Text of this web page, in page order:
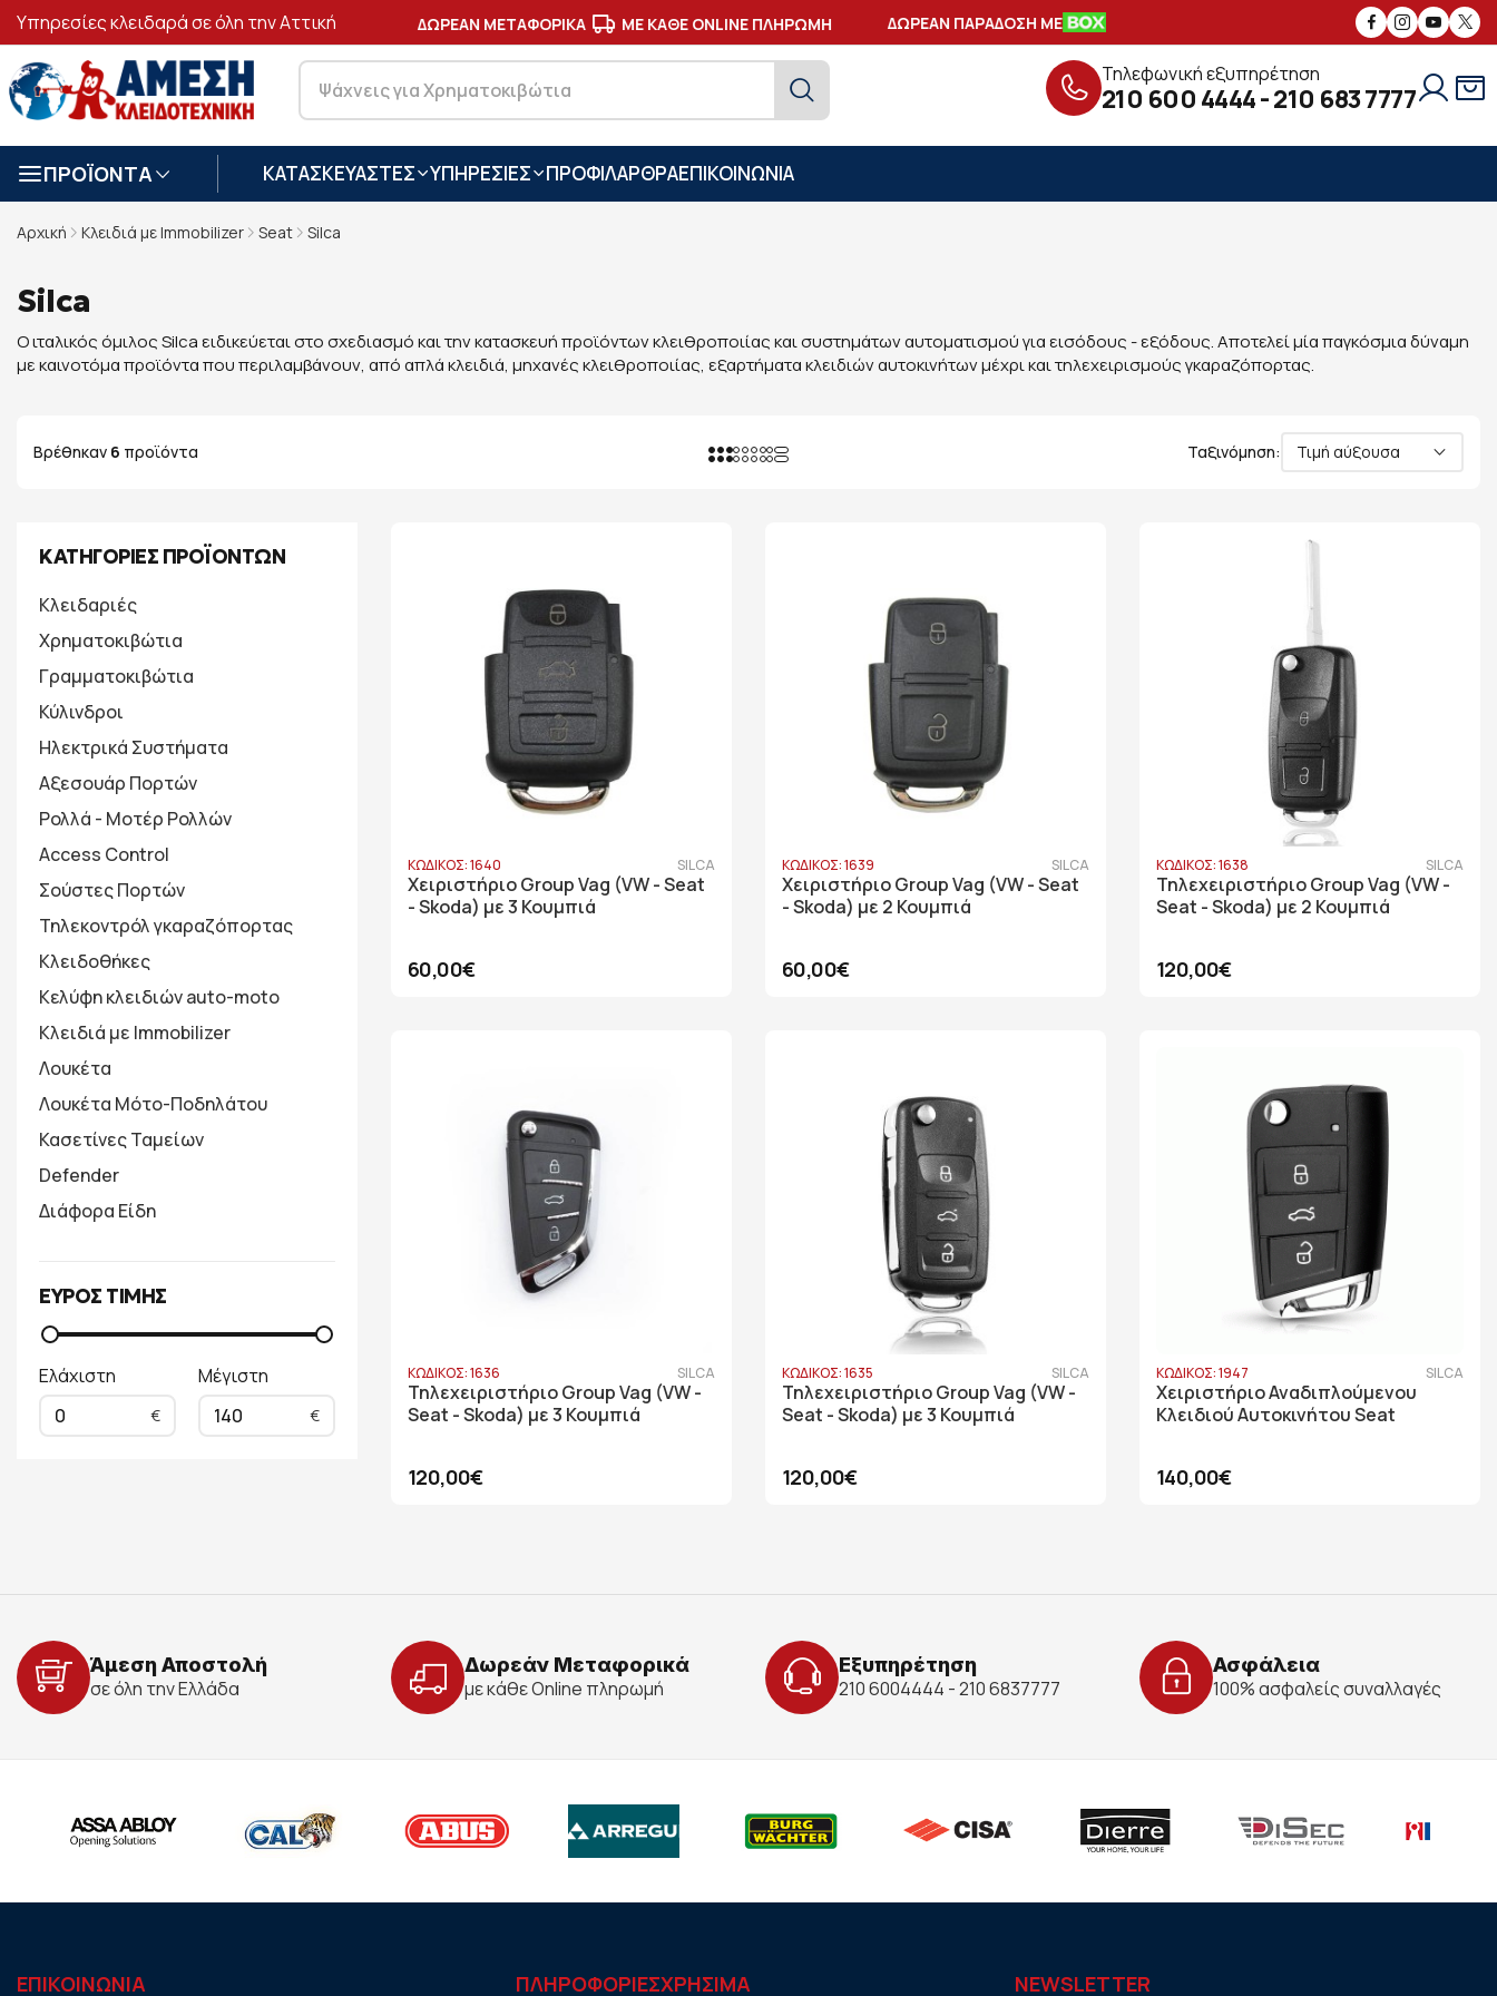
Υπηρεσίες κλειδαρά σε όλη την Αττική
ΑΣΦΑΛΕΙΣ ΣΥΝΑΛΛΑΓΕΣ ΔΩΡΕΑΝ ΜΕΤΑΦΟΡΙΚΑ ΜΕ ΚΑΘΕ ONLINE ΠΛΗΡΩΜΗ ΔΩΡΕΑΝ ΠΑΡΑΔΟΣΗ ΜΕ ΣΥΝΑΛΛΑΓΕΣ
Τηλεφωνική εξυπηρέτηση
210 600 4444-210 683 7777
ΠΡΟΪΟΝΤΑ ΚΑΤΑΣΚΕΥΑΣΤΕΣ ΥΠΗΡΕΣΙΕΣ ΠΡΟΦΙΛΑΡΘΡΑΕΠΙΚΟΙΝΩΝΙΑ
Αρχική Κλειδιά με Immobilizer Seat Silca
Silca
Ο ιταλικός όμιλος Silca ειδικεύεται στο σχεδιασμό και την κατασκευή προϊόντων κλειθροποιίας και συστημάτων αυτοματισμού για εισόδους - εξόδους. Αποτελεί μία παγκόσμια δύναμη
με καινοτόμα προϊόντα που περιλαμβάνουν, από απλά κλειδιά, μηχανές κλειθροποιίας, εξαρτήματα κλειδιών αυτοκινήτων μέχρι και τηλεχειρισμούς γκαραζόπορτας.
Βρέθηκαν 6 προϊόντα Ταξινόμηση: Τιμή αύξουσα
ΚΑΤΗΓΟΡΙΕΣ ΠΡΟΪΟΝΤΩΝ
Κλειδαριές
Χρηματοκιβώτια
Γραμματοκιβώτια
Κύλινδροι
Ηλεκτρικά Συστήματα
Αξεσουάρ Πορτών
Ρολλά - Μοτέρ Ρολλών
Access Control
Σούστες Πορτών
Τηλεκοντρόλ γκαραζόπορτας
Κλειδοθήκες
Κελύφη κλειδιών auto-moto
Κλειδιά με Immobilizer
Λουκέτα
Λουκέτα Μότο-Ποδηλάτου
Κασετίνες Ταμείων
Defender
Διάφορα Είδη
ΕΥΡΟΣ ΤΙΜΗΣ
Ελάχιστη
0
Μέγιστη
140
ΚΩΔΙΚΟΣ: 1640 SILCA
Χειριστήριο Group Vag (VW - Seat
- Skoda) με 3 Κουμπιά
60,00€
ΚΩΔΙΚΟΣ: 1639 SILCA
Χειριστήριο Group Vag (VW - Seat
- Skoda) με 2 Κουμπιά
60,00€
ΚΩΔΙΚΟΣ: 1638 SILCA
Τηλεχειριστήριο Group Vag (VW -
Seat - Skoda) με 2 Κουμπιά
120,00€
ΚΩΔΙΚΟΣ: 1636 SILCA
Τηλεχειριστήριο Group Vag (VW -
Seat - Skoda) με 3 Κουμπιά
120,00€
ΚΩΔΙΚΟΣ: 1635 SILCA
Τηλεχειριστήριο Group Vag (VW -
Seat - Skoda) με 3 Κουμπιά
120,00€
ΚΩΔΙΚΟΣ: 1947 SILCA
Χειριστήριο Αναδιπλούμενου
Κλειδιού Αυτοκινήτου Seat
140,00€
Άμεση Αποστολή
σε όλη την Ελλάδα
Δωρεάν Μεταφορικά
με κάθε Online πληρωμή
Εξυπηρέτηση
210 6004444 - 210 6837777
Ασφάλεια
100% ασφαλείς συναλλαγές
ΕΠΙΚΟΙΝΩΝΙΑ ΠΛΗΡΟΦΟΡΙΕΣΧΡHΣΙΜΑ NEWSLETTER